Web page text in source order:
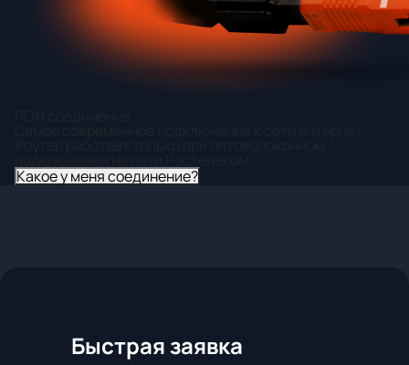
Какое у меня соединение?
Быстрая заявка